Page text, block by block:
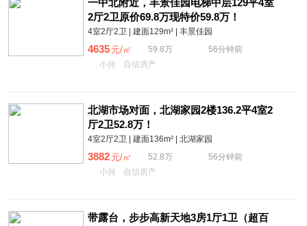
一中北附近，丰景佳园电梯中层129平4室
2厅2卫原价69.8万现特价59.8万！
4室2厅2卫 | 建面129m² | 丰景佳园
4635 元/㎡ 59.8万
56分钟前
小何
自信房产
北湖市场对面，北湖家园2楼136.2平4室2
厅2卫52.8万！
4室2厅2卫 | 建面136m² | 北湖家园
3882 元/㎡ 52.8万
56分钟前
小何
自信房产
带露台，步步高新天地3房1厅1卫（超百